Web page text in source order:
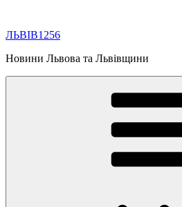
вмісту
ЛЬВІВ1256
Новини Львова та Львівщини